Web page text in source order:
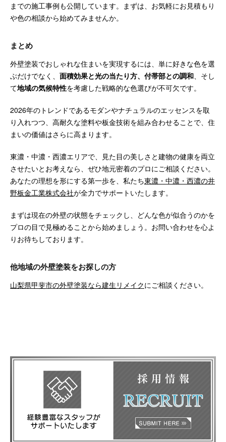
までの施工事例も公開しています。まずは、お気軽にお見積もり
や色の相談から始めてみませんか。
まとめ
外壁塗装でおしゃれな住まいを実現するには、単に好きな色を選
ぶだけでなく、 面積効果と光の当たり方、付帯部との調和、そし
て地域の気候特性を考慮した戦略的な色選びが不可欠です。
2026年のトレンドであるモダンやナチュラルのエッセンスを取
り入れつつ、高耐久な塗料や板金技術を組み合わせることで、住
まいの価値はさらに高まります。
東濃・中濃・西濃エリアで、見た目の美しさと建物の健康を両立
させたいとお考えなら、ぜひ地元密着のプロにご相談ください。
あなたの理想を形にする第一歩を、私たち東濃・中濃・西濃の井
野板金工業株式会社が全力でサポートいたします。
まずは現在の外壁の状態をチェックし、どんな色が似合うのかを
プロの目で見極めることから始めましょう。お問い合わせを心よ
りお待ちしております。
他地域の外壁塗装をお探しの方
山梨県甲斐市の外壁塗装なら建生リメイクにご相談ください。